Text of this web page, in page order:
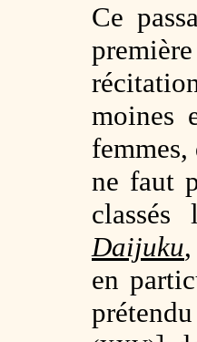
Ce
moines
ne faut
Daijuku
en